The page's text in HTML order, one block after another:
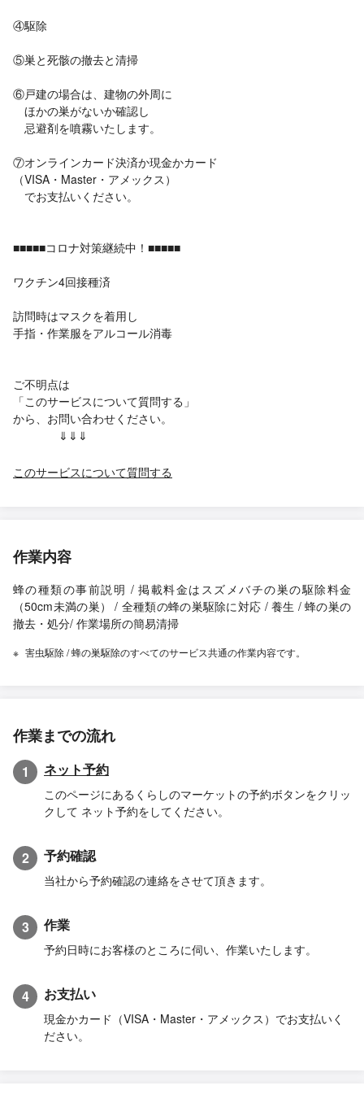
④駆除
⑤巣と死骸の撤去と清掃
⑥戸建の場合は、建物の外周に
ほかの巣がないか確認し
忌避剤を噴霧いたします。
⑦オンラインカード決済か現金かカード
（VISA・Master・アメックス）
でお支払いください。
■■■■■コロナ対策継続中！■■■■■
ワクチン4回接種済
訪問時はマスクを着用し
手指・作業服をアルコール消毒
ご不明点は
「このサービスについて質問する」
から、お問い合わせください。
⇓⇓⇓
このサービスについて質問する
作業内容
蜂の種類の事前説明 / 掲載料金はスズメバチの巣の駆除料金
（50cm未満の巣） / 全種類の蜂の巣駆除に対応 / 養生 / 蜂の巣の
撤去・処分/ 作業場所の簡易清掃
害虫駆除 / 蜂の巣駆除のすべてのサービス共通の作業内容です。
作業までの流れ
1 ネット予約
このページにあるくらしのマーケットの予約ボタンをクリッ
クして ネット予約をしてください。
2 予約確認
当社から予約確認の連絡をさせて頂きます。
3 作業
予約日時にお客様のところに伺い、作業いたします。
4 お支払い
現金かカード（VISA・Master・アメックス）でお支払いく
ださい。